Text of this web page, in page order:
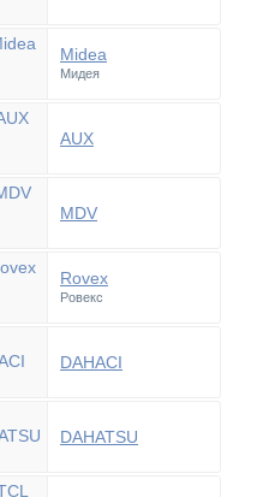
Midea
Мидея
AUX
MDV
Rovex
Ровекс
DAHACI
DAHATSU